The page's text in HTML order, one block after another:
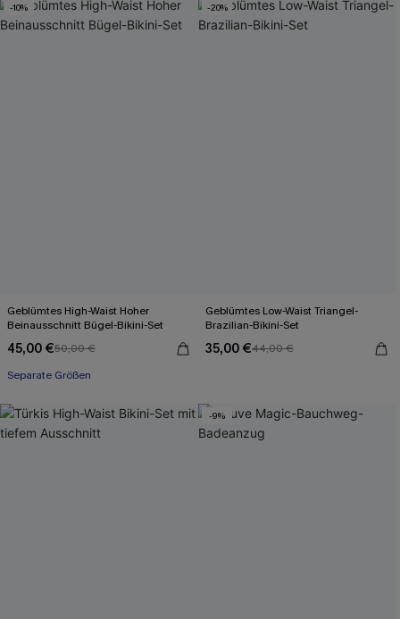
-10%
Geblümtes High-Waist Hoher
Beinausschnitt Bügel-Bikini-Set
45,00 €50,00 €
Separate Größen
-20%
Geblümtes Low-Waist Triangel-
Brazilian-Bikini-Set
35,00 €44,00 €
-9%